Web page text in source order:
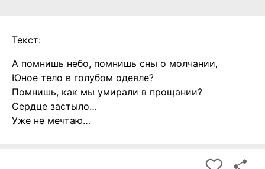
Текст:
А помнишь небо, помнишь сны о молчании,
Юное тело в голубом одеяле?
Помнишь, как мы умирали в прощании?
Сердце застыло…
Уже не мечтаю…